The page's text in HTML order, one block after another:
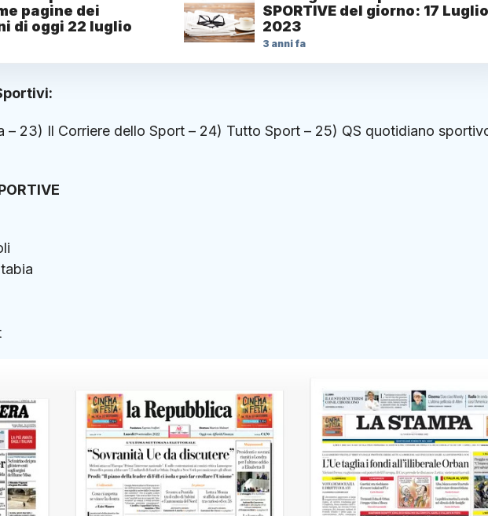
pagine dei
di oggi 22 luglio
SPORTIVE del giorno: 17 Luglio
2023
3 anni fa
– 23) Il Corriere dello Sport – 24) Tutto Sport – 25) QS quotidiano